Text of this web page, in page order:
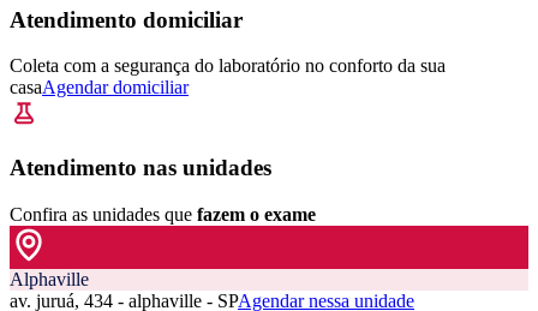
Atendimento domiciliar
Coleta com a segurança do laboratório no conforto da sua
casaAgendar domiciliar
Atendimento nas unidades
Confira as unidades que fazem o exame
Alphaville
av. juruá, 434 - alphaville - SPAgendar nessa unidade